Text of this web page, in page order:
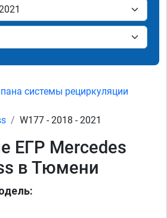
системы рециркуляции
W177 - 2018 - 2021
ЕГР Mercedes
в Тюмени